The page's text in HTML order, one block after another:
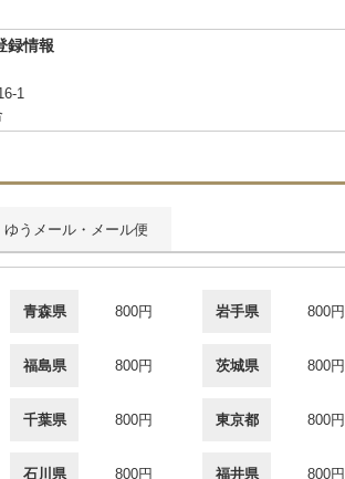
録情報
1
ゆうメール・メール便
青森県 800円 岩手県 800円
福島県 800円 茨城県 800円
千葉県 800円 東京都 800円
石川県 800円 福井県 800円